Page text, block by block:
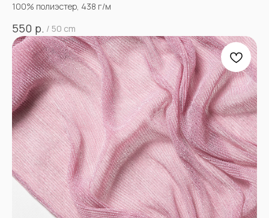
100% полиэстер, 438 г/м
550 р. / 50 cm